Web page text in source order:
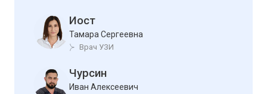
Иост
Тамара Сергеевна
Врач УЗИ
Чурсин
Иван Алексеевич